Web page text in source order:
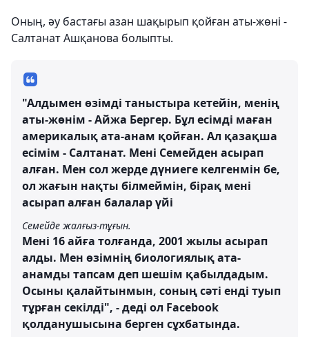
Оның, әу бастағы азан шақырып қойған аты-жөні -
Салтанат Ашқанова болыпты.
"Алдымен өзімді таныстыра кетейін, менің
аты-жөнім - Айжа Бергер. Бұл есімді маған
америкалық ата-анам қойған. Ал қазақша
есімім - Салтанат. Мені Семейден асырап
алған. Мен сол жерде дүниеге келгенмін бе,
ол жағын нақты білмеймін, бірақ мені
асырап алған балалар үйі
Семейде жалғыз-тұғын.
Мені 16 айға толғанда, 2001 жылы асырап
алды. Мен өзімнің биологиялық ата-
анамды тапсам деп шешім қабылдадым.
Осыны қалайтынмын, соның сәті енді туып
тұрған секілді", - деді ол Facebook
қолданушысына берген сұхбатында.